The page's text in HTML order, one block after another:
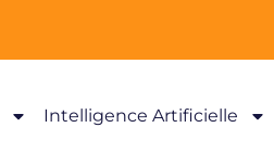
Intelligence Artificielle